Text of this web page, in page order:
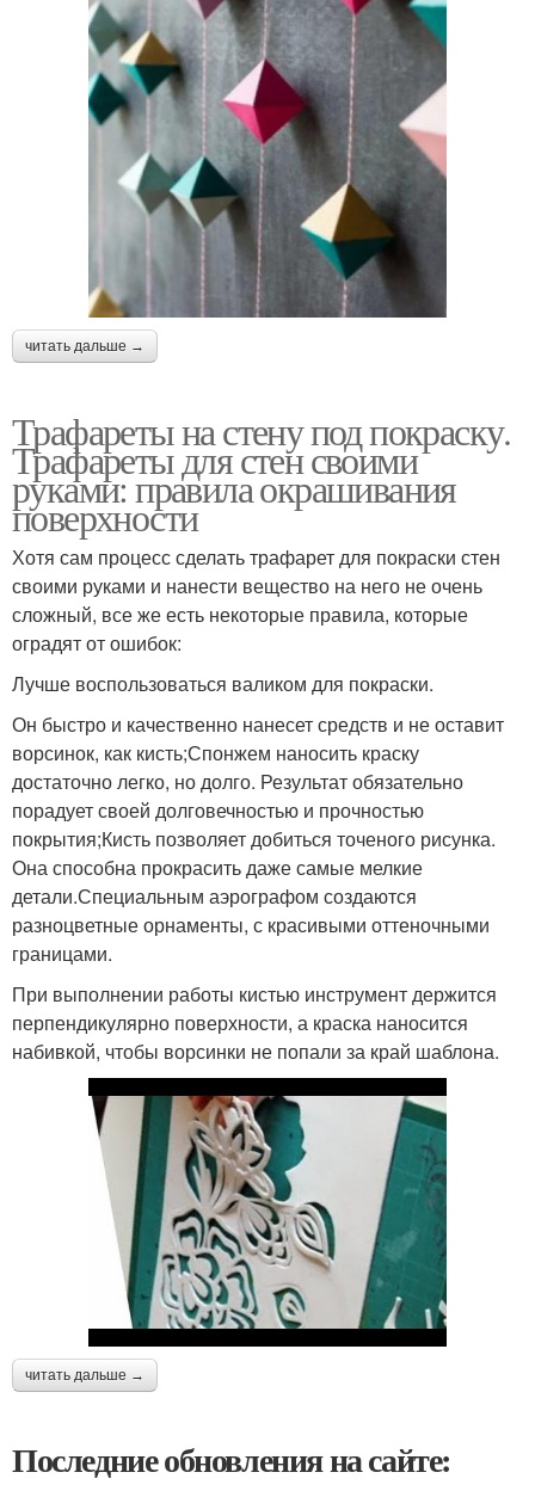
читать дальше →
Трафареты на стену под покраску.
Трафареты для стен своими
руками: правила окрашивания
поверхности
Хотя сам процесс сделать трафарет для покраски стен
своими руками и нанести вещество на него не очень
сложный, все же есть некоторые правила, которые
оградят от ошибок:
Лучше воспользоваться валиком для покраски.
Он быстро и качественно нанесет средств и не оставит
ворсинок, как кисть;Спонжем наносить краску
достаточно легко, но долго. Результат обязательно
порадует своей долговечностью и прочностью
покрытия;Кисть позволяет добиться точеного рисунка.
Она способна прокрасить даже самые мелкие
детали.Специальным аэрографом создаются
разноцветные орнаменты, с красивыми оттеночными
границами.
При выполнении работы кистью инструмент держится
перпендикулярно поверхности, а краска наносится
набивкой, чтобы ворсинки не попали за край шаблона.
читать дальше →
Последние обновления на сайте: